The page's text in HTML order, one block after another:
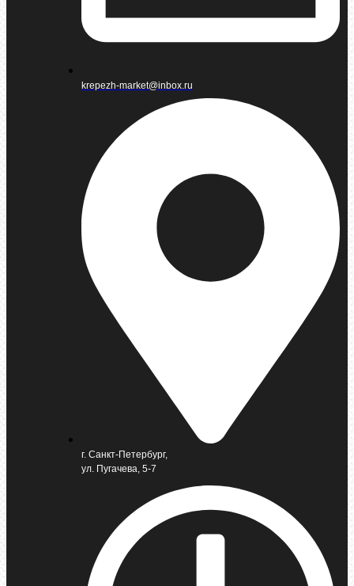
krepezh-market@inbox.ru
г. Санкт-Петербург,
ул. Пугачева, 5-7